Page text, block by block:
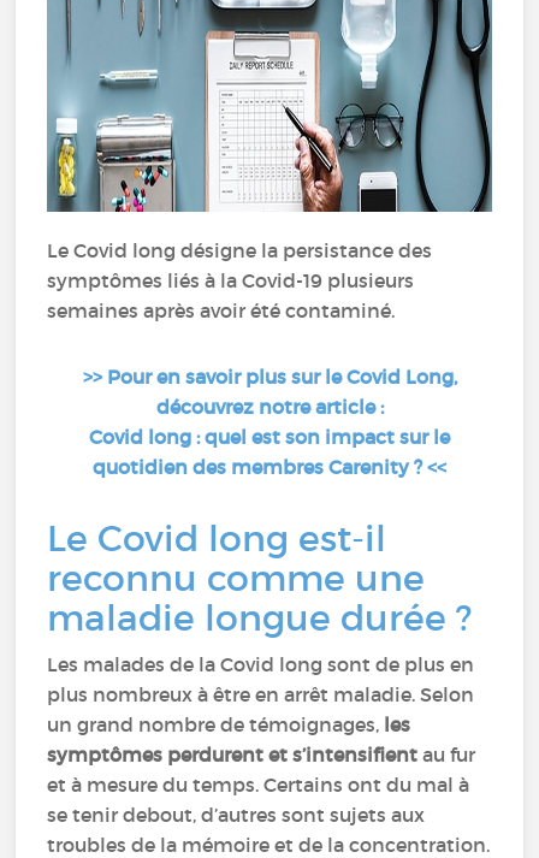
Le Covid long désigne la persistance des
symptômes liés à la Covid-19 plusieurs
semaines après avoir été contaminé.
>> Pour en savoir plus sur le Covid Long,
découvrez notre article :
Covid long : quel est son impact sur le
quotidien des membres Carenity ? <<
Le Covid long est-il
reconnu comme une
maladie longue durée ?
Les malades de la Covid long sont de plus en
plus nombreux à être en arrêt maladie. Selon
un grand nombre de témoignages, les
symptômes perdurent et s’intensifient au fur
et à mesure du temps. Certains ont du mal à
se tenir debout, d’autres sont sujets aux
troubles de la mémoire et de la concentration.